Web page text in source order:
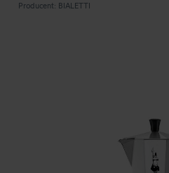
Producent: BIALETTI